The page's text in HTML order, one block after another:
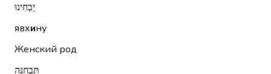
יַבְחִינוּ
явхину
Женский род
תַּבְחֵנָּה